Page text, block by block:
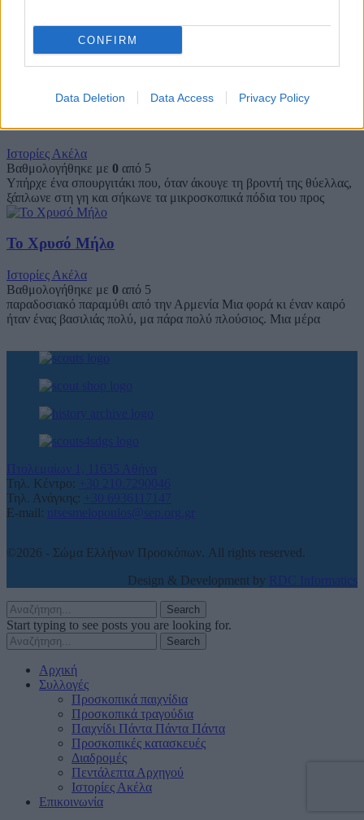
CONFIRM
Data Deletion Data Access Privacy Policy
Ιστορίες Ακέλα
Κοινωνική Συνεργασία
Βαθμολογήθηκε με 0 από 5
Ιστορίες Ακέλα
Βαθμολογήθηκε με 0 από 5
Υπήρχε ένα σπουργιτάκι που, όταν άκουγε τη βροντή της θύελλας,
ξάπλωνε στη γη και σήκωνε τα μικροσκοπικά πόδια του προς
Το Χρυσό Μήλο
Ιστορίες Ακέλα
Βαθμολογήθηκε με 0 από 5
παραδοσιακό παραμύθι από την Αρμενία Μια φορά κι έναν καιρό
ήταν ένας βασιλιάς πολύ, μα πάρα πολύ πλούσιος. Μια μέρα
Πτολεμαίων 1, 11635 Αθήνα
Τηλ. Κέντρο:
+30 210.7290046
Τηλ. Ανάγκης:
+30 6936117147
E-mail:
ntsesmelopoulos@sep.org.gr
©2026 - Σώμα Ελλήνων Προσκόπων. All rights reserved.
Design & Development by RDC Informatics
Search
Start typing to see posts you are looking for.
Search
Αρχική
Συλλογές
Προσκοπικά παιχνίδια
Προσκοπικά τραγούδια
Παιχνίδι Πάντα Πάντα Πάντα
Προσκοπικές κατασκευές
Διαδρομές
Πεντάλεπτα Αρχηγού
Ιστορίες Ακέλα
Επικοινωνία